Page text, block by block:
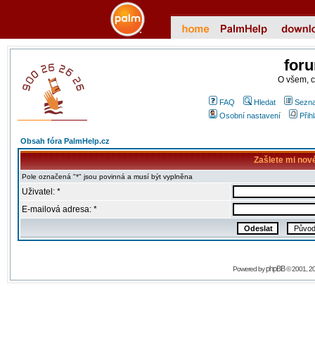
O všem,
FAQ Hledat
Osobní nastavení
Obsah fóra PalmHelp.cz
Zašlete mi
Pole označená "*" jsou povinná a musí být vyplněna
Uživatel: *
E-mailová adresa: *
Powered byphpBB© 2001,